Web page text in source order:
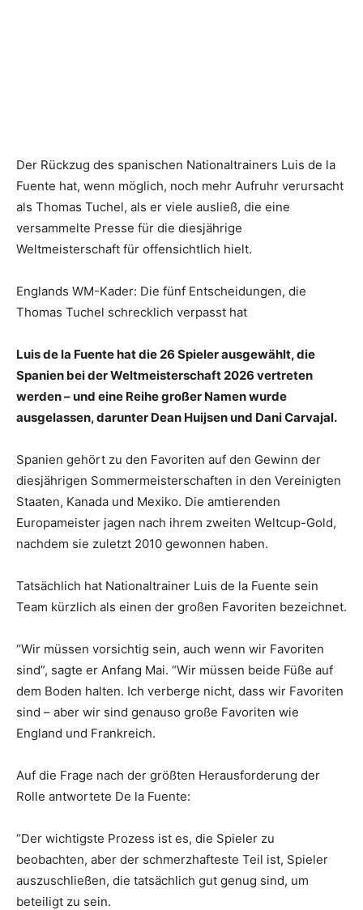
Der Rückzug des spanischen Nationaltrainers Luis de la
Fuente hat, wenn möglich, noch mehr Aufruhr verursacht
als Thomas Tuchel, als er viele ausließ, die eine
versammelte Presse für die diesjährige
Weltmeisterschaft für offensichtlich hielt.
Englands WM-Kader: Die fünf Entscheidungen, die
Thomas Tuchel schrecklich verpasst hat
Luis de la Fuente hat die 26 Spieler ausgewählt, die
Spanien bei der Weltmeisterschaft 2026 vertreten
werden – und eine Reihe großer Namen wurde
ausgelassen, darunter Dean Huijsen und Dani Carvajal.
Spanien gehört zu den Favoriten auf den Gewinn der
diesjährigen Sommermeisterschaften in den Vereinigten
Staaten, Kanada und Mexiko. Die amtierenden
Europameister jagen nach ihrem zweiten Weltcup-Gold,
nachdem sie zuletzt 2010 gewonnen haben.
Tatsächlich hat Nationaltrainer Luis de la Fuente sein
Team kürzlich als einen der großen Favoriten bezeichnet.
“Wir müssen vorsichtig sein, auch wenn wir Favoriten
sind”, sagte er Anfang Mai. “Wir müssen beide Füße auf
dem Boden halten. Ich verberge nicht, dass wir Favoriten
sind – aber wir sind genauso große Favoriten wie
England und Frankreich.
Auf die Frage nach der größten Herausforderung der
Rolle antwortete De la Fuente:
“Der wichtigste Prozess ist es, die Spieler zu
beobachten, aber der schmerzhafteste Teil ist, Spieler
auszuschließen, die tatsächlich gut genug sind, um
beteiligt zu sein.